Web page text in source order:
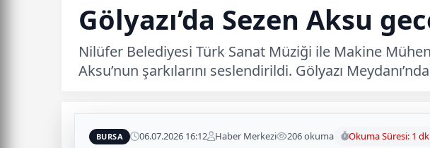
Gölyazı’da Sezen Aksu
Nilüfer Belediyesi Türk Sanat Müziği ile Makine
Aksu’nun şarkılarını seslendirildi. Gölyazı
BURSA 06.07.2026 16:12 Haber Merkezi 206 okuma Okuma Süresi: 1 dk